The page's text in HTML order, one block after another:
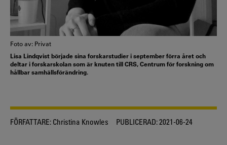
Foto av: Privat
Lisa Lindqvist började sina forskarstudier i september förra året och
deltar i forskarskolan som är knuten till CRS, Centrum för forskning om
hållbar samhällsförändring.
FÖRFATTARE: Christina Knowles PUBLICERAD:2021-06-24